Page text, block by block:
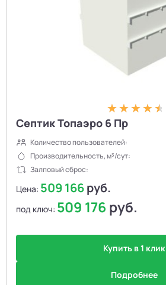
Септик Топаэро 6 Пр
Количество пользователей:
Производительность, м³/сут:
Залповый сброс:
Цена: 509 166руб.
под ключ: 509 176 руб.
Купить в 1 клик
Подробнее